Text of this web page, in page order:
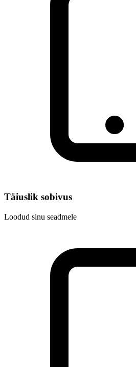
Täiuslik sobivus
Loodud sinu seadmele